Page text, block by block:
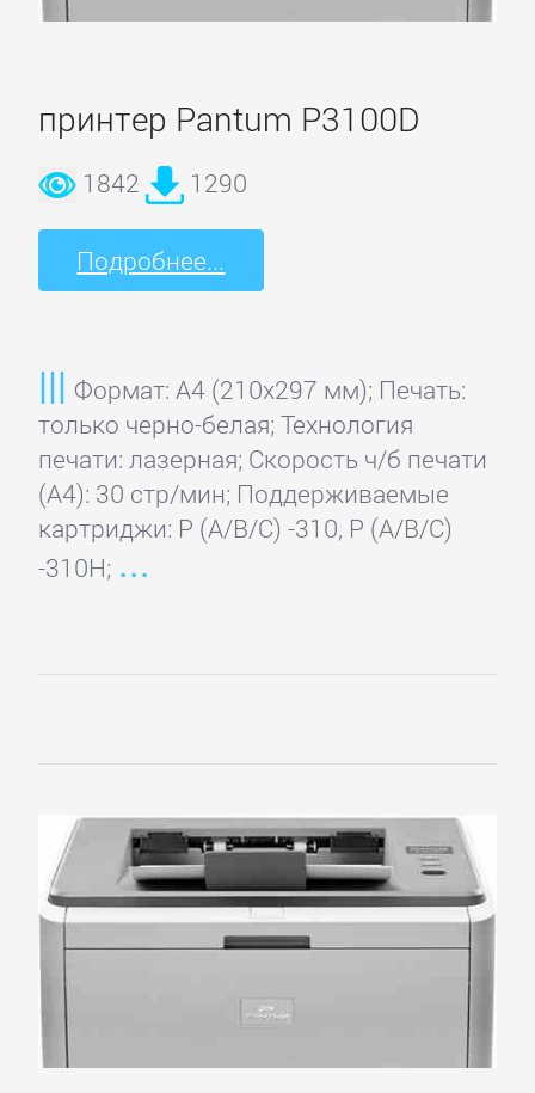
принтер Pantum P3100D
1842 1290
Подробнее...
Формат: A4 (210x297 мм); Печать:
только черно-белая; Технология
печати: лазерная; Скорость ч/б печати
(А4): 30 стр/мин; Поддерживаемые
картриджи: P (A/B/C) -310, P (A/B/C)
-310H;